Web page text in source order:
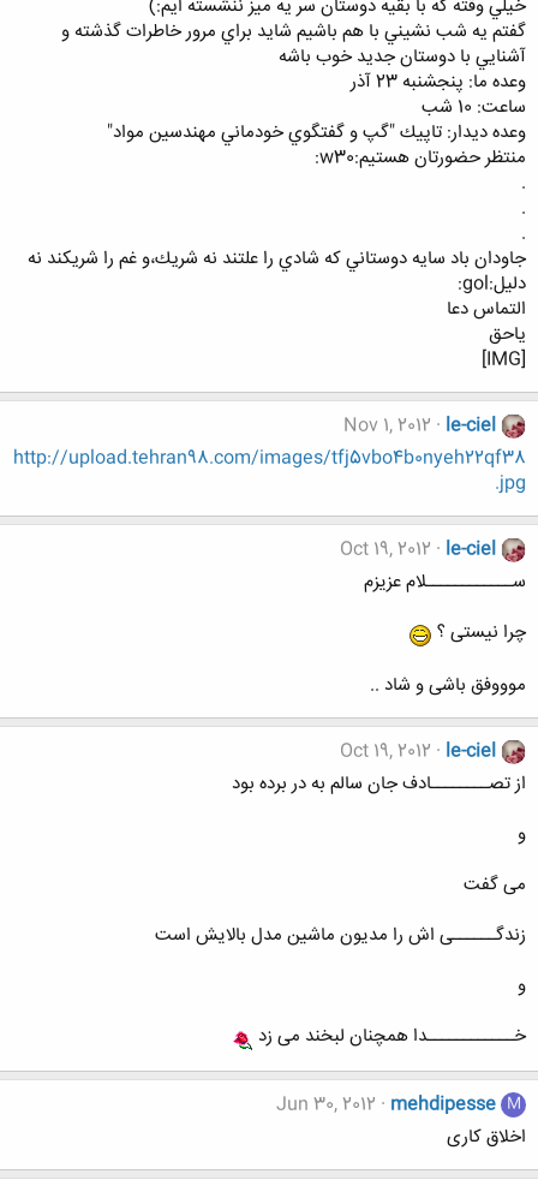
خيلي وقته كه با بقيه دوستان سر يه ميز ننشسته ايم:)
گفتم يه شب نشيني با هم باشيم شايد براي مرور خاطرات گذشته و
آشنايي با دوستان جديد خوب باشه
وعده ما: پنجشنبه 23 آذر
ساعت: 10 شب
وعده ديدار: تاپيك "گپ و گفتگوي خودماني مهندسين مواد"
منتظر حضورتان هستيم:w30:
.
.
.
جاودان باد سايه دوستاني كه شادي را علتند نه شريك،‌و غم را شريكند نه
دليل:gol:
التماس دعا
ياحق
[IMG]
le-ciel
Nov 1, 2012
http://upload.tehran98.com/images/tfj5vbo4b0nyeh22qf38
.jpg
le-ciel
Oct 19, 2012
ســــــــــــلام عزیزم
چرا نیستی ؟
موووفق باشی و شاد ..
le-ciel
Oct 19, 2012
از تصــــــــادف جان سالم به در برده بود
و
می گفت
زندگــــــی اش را مدیون ماشین مدل بالایش است
و
خــــــــــــدا همچنان لبخند می زد
M
mehdipesse
Jun 30, 2012
اخلاق کاری